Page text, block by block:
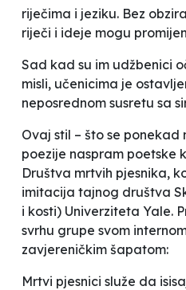
riječima i jeziku. Bez
riječi i ideje mogu
Sad kad su im udžbenici
misli, učenicima je
neposrednom susretu sa
Ovaj stil – što se ponekad
poezije naspram poetske
Društva mrtvih pjesnika,
imitacija tajnog društva
i kosti) Univerziteta Yale.
svrhu grupe svom
zavjereničkim šapatom:
Mrtvi pjesnici služe da